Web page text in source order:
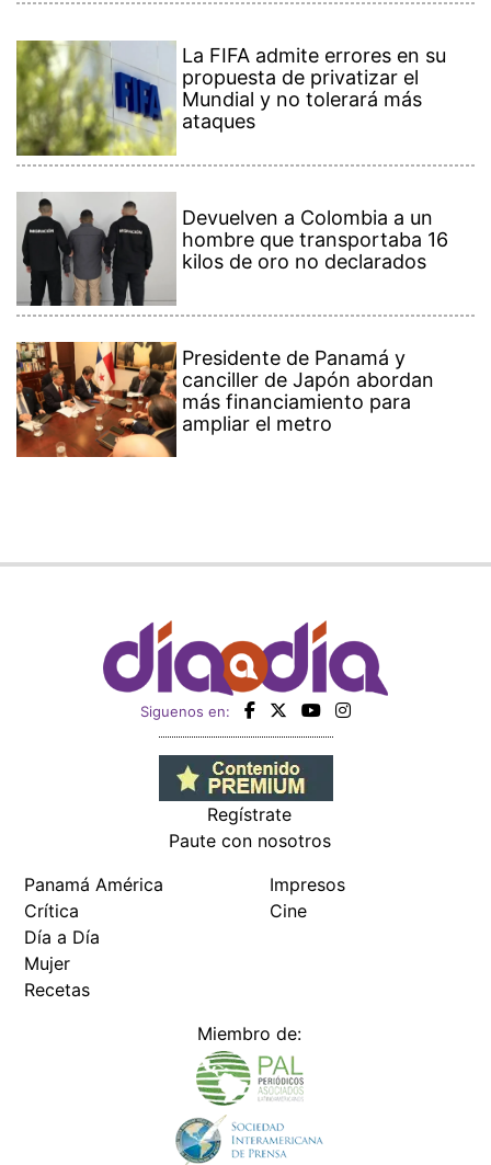
La FIFA admite errores en su
propuesta de privatizar el
Mundial y no tolerará más
ataques
Devuelven a Colombia a un
hombre que transportaba 16
kilos de oro no declarados
Presidente de Panamá y
canciller de Japón abordan
más financiamiento para
ampliar el metro
Siguenos en:
Regístrate
Paute con nosotros
Panamá América
Crítica
Día a Día
Mujer
Recetas
Impresos
Cine
Miembro de: